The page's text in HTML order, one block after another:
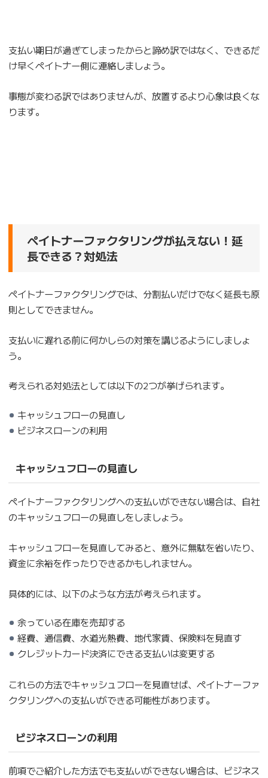
支払い期日が過ぎてしまったからと諦め訳ではなく、できるだ
け早くペイトナー側に連絡しましょう。
事態が変わる訳ではありませんが、放置するより心象は良くな
ります。
ペイトナーファクタリングが払えない！延
長できる？対処法
ペイトナーファクタリングでは、分割払いだけでなく延長も原
則としてできません。
支払いに遅れる前に何かしらの対策を講じるようにしましょ
う。
考えられる対処法としては以下の2つが挙げられます。
キャッシュフローの見直し
ビジネスローンの利用
キャッシュフローの見直し
ペイトナーファクタリングへの支払いができない場合は、自社
のキャッシュフローの見直しをしましょう。
キャッシュフローを見直してみると、意外に無駄を省いたり、
資金に余裕を作ったりできるかもしれません。
具体的には、以下のような方法が考えられます。
余っている在庫を売却する
経費、通信費、水道光熱費、地代家賃、保険料を見直す
クレジットカード決済にできる支払いは変更する
これらの方法でキャッシュフローを見直せば、ペイトナーファ
クタリングへの支払いができる可能性があります。
ビジネスローンの利用
前項でご紹介した方法でも支払いができない場合は、ビジネス